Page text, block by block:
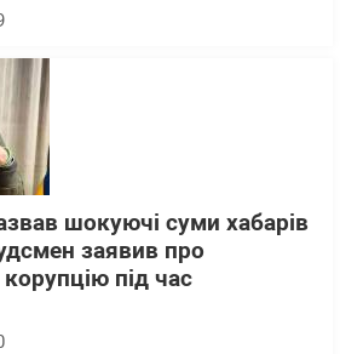
шокуючі суми хабарів
заявив про
під час